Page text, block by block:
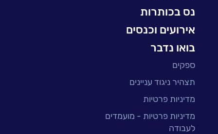
נס בכותרות
אירועים וכנסים
בואו נדבר
ספקים
תצהיר ניגוד עניינים
מדיניות פרטיות
מדיניות פרטיות - מועמדים
לעבודה